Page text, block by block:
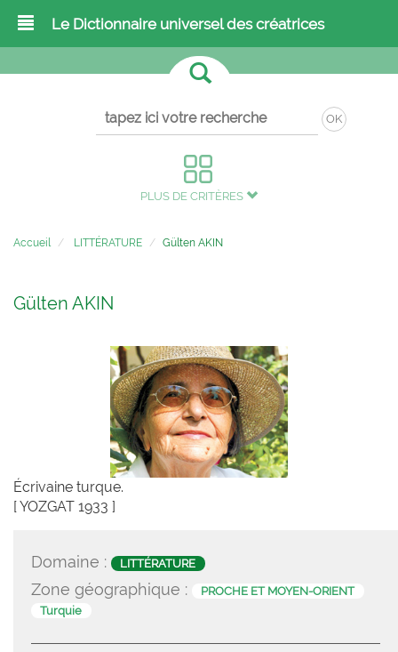
Le Dictionnaire universel des créatrices
OK
PLUS DE CRITÈRES
Accueil LITTÉRATURE Gülten AKIN
Gülten AKIN
Écrivaine turque.
[ YOZGAT 1933 ]
Domaine : LITTÉRATURE
Zone géographique :
PROCHE ET MOYEN-ORIENT
Turquie